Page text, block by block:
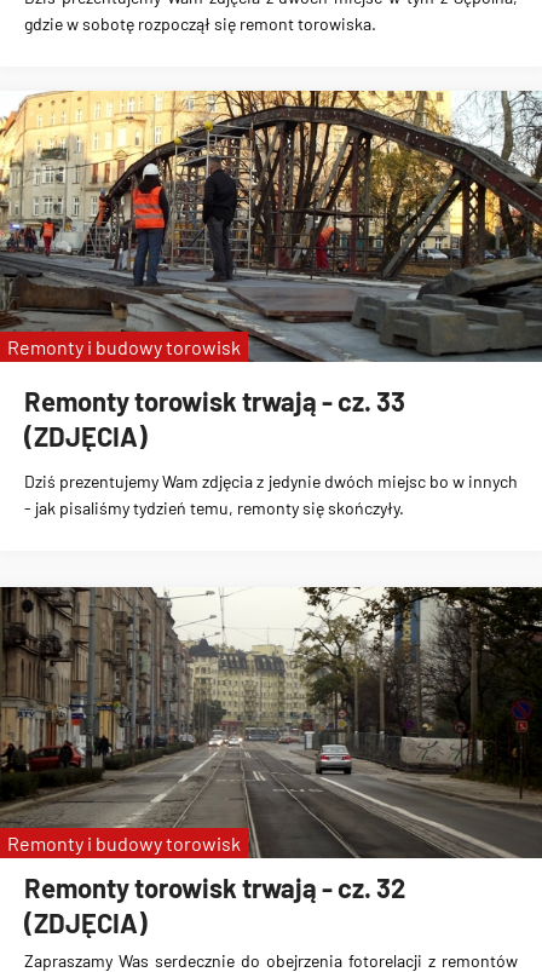
gdzie w sobotę rozpoczął się remont torowiska.
Remonty torowisk trwają - cz. 33
(ZDJĘCIA)
Dziś prezentujemy Wam zdjęcia z jedynie dwóch miejsc bo w innych
- jak pisaliśmy tydzień temu, remonty się skończyły.
Remonty i budowy torowisk
Remonty torowisk trwają - cz. 32
(ZDJĘCIA)
Zapraszamy Was serdecznie do obejrzenia fotorelacji z remontów
Remonty i budowy torowisk